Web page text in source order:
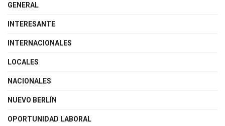
GENERAL
INTERESANTE
INTERNACIONALES
LOCALES
NACIONALES
NUEVO BERLÍN
OPORTUNIDAD LABORAL